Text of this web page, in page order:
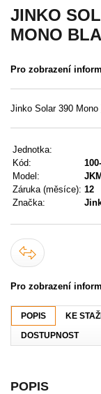
UŽIVATELSKÉ
Menu
Přihlášení
Registrace
JINKO
MONO
Pro zobrazení
Jinko Solar 390 Mono
Jednotka:
Kód:
Model:
Záruka (měsíce): 12
Značka:
Pro zobrazení
POPIS KE
DOSTUPNOST
POPIS